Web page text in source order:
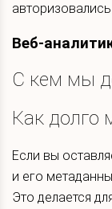
Веб-
С кем мы
Как долго
Если вы
и его
Это делается